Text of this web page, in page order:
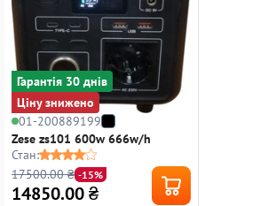
Гарантiя 30 днiв
Ціну знижено
01-200889199
Zese zs101 600w 666w/h
Стан:
17500.00 ₴ -15%
14850.00₴